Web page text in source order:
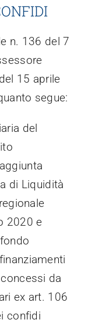
n. 136 del 7
15 aprile
segue:
del
di Liquidità
2020 e
da
ex art. 106
confidi